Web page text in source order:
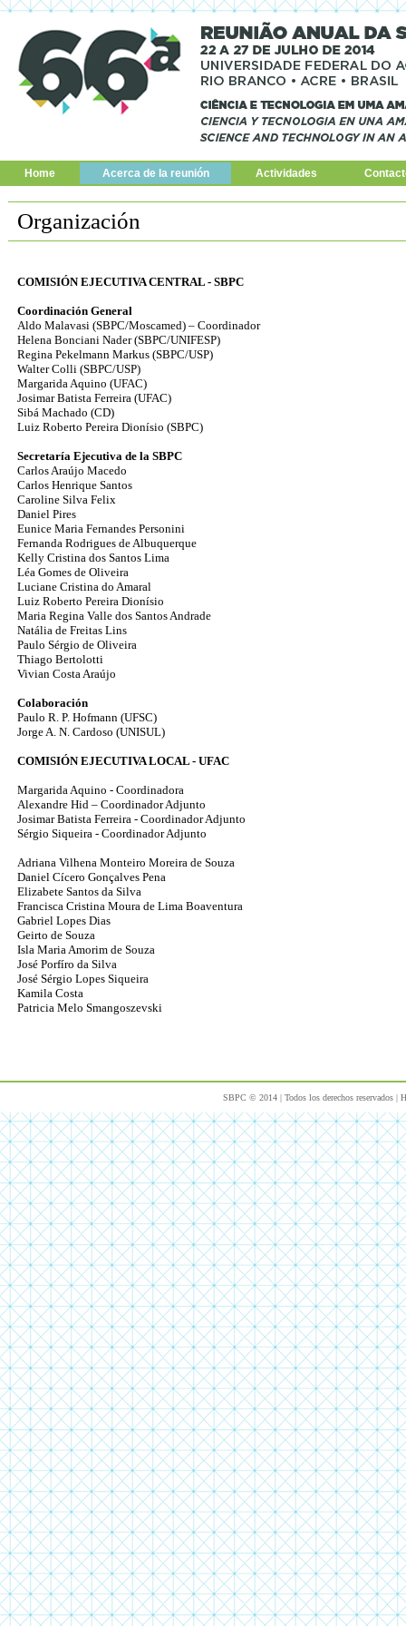
Home Acerca de la reunión Actividades
Organización
COMISIÓN EJECUTIVA CENTRAL - SBPC
Coordinación General
Aldo Malavasi (SBPC/Moscamed) – Coordinador
Helena Bonciani Nader (SBPC/UNIFESP)
Regina Pekelmann Markus (SBPC/USP)
Walter Colli (SBPC/USP)
Margarida Aquino (UFAC)
Josimar Batista Ferreira (UFAC)
Sibá Machado (CD)
Luiz Roberto Pereira Dionísio (SBPC)
Secretaría Ejecutiva de la SBPC
Carlos Araújo Macedo
Carlos Henrique Santos
Caroline Silva Felix
Daniel Pires
Eunice Maria Fernandes Personini
Fernanda Rodrigues de Albuquerque
Kelly Cristina dos Santos Lima
Léa Gomes de Oliveira
Luciane Cristina do Amaral
Luiz Roberto Pereira Dionísio
Maria Regina Valle dos Santos Andrade
Natália de Freitas Lins
Paulo Sérgio de Oliveira
Thiago Bertolotti
Vivian Costa Araújo
Colaboración
Paulo R. P. Hofmann (UFSC)
Jorge A. N. Cardoso (UNISUL)
COMISIÓN EJECUTIVA LOCAL - UFAC
Margarida Aquino - Coordinadora
Alexandre Hid – Coordinador Adjunto
Josimar Batista Ferreira - Coordinador Adjunto
Sérgio Siqueira - Coordinador Adjunto
Adriana Vilhena Monteiro Moreira de Souza
Daniel Cícero Gonçalves Pena
Elizabete Santos da Silva
Francisca Cristina Moura de Lima Boaventura
Gabriel Lopes Dias
Geirto de Souza
Isla Maria Amorim de Souza
José Porfíro da Silva
José Sérgio Lopes Siqueira
Kamila Costa
Patricia Melo Smangoszevski
SBPC © 2014 | Todos los derechos reservados |